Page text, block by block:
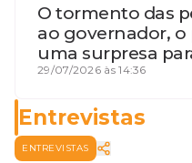
O tormento das
ao governador, o
uma surpresa
terceira guerra
29/07/2026 às 14:36
Entrevistas
ENTREVISTAS